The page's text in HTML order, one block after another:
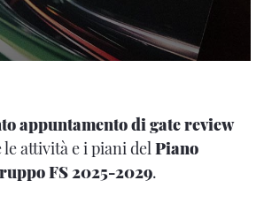
appuntamento digate review
attività e i piani delPiano
FS 2025-2029.